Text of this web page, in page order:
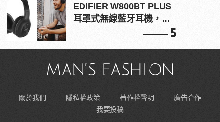
EDIFIER W800BT PLUS
耳罩式無線藍牙耳機，在
5
關於我們 隱私權政策 著作權聲明
廣告合作
我要投稿